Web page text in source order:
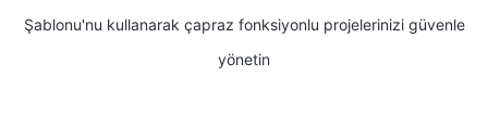
Şablonu'nu kullanarak çapraz fonksiyonlu projelerinizi güvenle
yönetin